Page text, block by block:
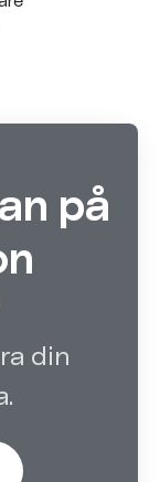
på
din